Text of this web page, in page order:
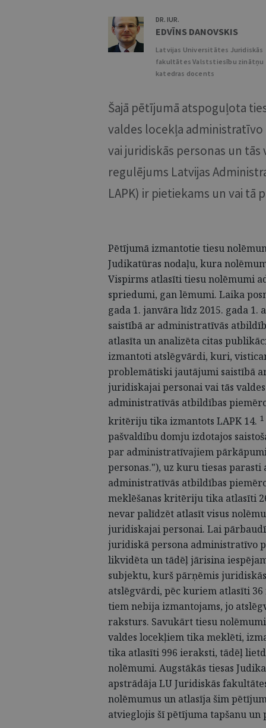
DR. IUR.
EDVĪNS DANOVSKIS
Latvijas Universitātes Juridiskās
fakultātes Valststiesību zinātņu
katedras docents
Šajā pētījumā atspoguļota
valdes locekļa
vai juridiskās personas un
regulējums Latvijas
LAPK) ir pietiekams un vai tā
Pētījumā izmantotie tiesu
Judikatūras nodaļu, kura
Vispirms atlasīti tiesu nolēmumi
spriedumi, gan lēmumi. Laika
gada 1. janvāra līdz 2015. gada
saistībā ar administratīvās
atlasīta un analizēta citas
izmantoti atslēgvārdi, kuri,
problemātiski jautājumi saistībā
juridiskajai personai vai tās
administratīvās atbildības
kritēriju tika izmantots LAPK 14. 1
pašvaldību domju izdotajos
par administratīvajiem
personas."), uz kuru tiesas parasti
administratīvās atbildības
meklēšanas kritēriju tika atlasīti
nevar palīdzēt atlasīt visus
juridiskajai personai. Lai
juridiskā persona administratīvo
likvidēta un tādēļ jārisina
subjektu, kurš pārņēmis
atslēgvārdi, pēc kuriem atlasīti
tiem nebija izmantojams, jo
raksturs. Savukārt tiesu
valdes locekļiem tika meklēti,
tika atlasīti 996 ieraksti, tādēļ
nolēmumi. Augstākās tiesas
apstrādāja LU Juridiskās
nolēmumus un atlasīja šim
atvieglojis šī pētījuma tapšanu un